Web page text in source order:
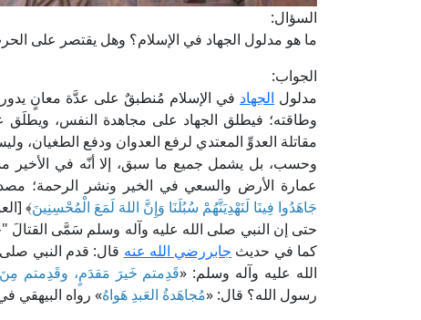
السؤال:
ما هو مدلول الجهاد في الإسلام؟ وهل يقتصر على
الجواب:
مدلول الجهاد في الإسلام مُنطبقٌ على عدَّة معانٍ يدور
وطاقته؛ فيطلق الجهاد على مجاهدة النفس،
مقاتلة العدوِّ المعتدي لرفع العدوان ودفع الطغيان،
وحسب، بل يشمل جميع ما سبق، إلا أنّه في الأخير
عمارة الأرض والسعي في الخير ونشر الرحمة؛
جَاهَدُوا فِينَا لَنَهْدِيَنَّهُمْ سُبُلَنَا وَإِنَّ اللهَ لَمَعَ الْمُحْسِنِينَ﴾
حتى إن النبي صلى الله عليه وآله وسلم سَمَّى القتالَ
كما في حديث جابررضي الله عنه قال: قدم النبي
الله عليه وآله وسلم: «قَدِمتم خَيرَ مَقدَمٍ، وقَدِمتم مِنَ
رسول الله؟ قال: «مُجاهَدةُ العَبدِ هَواهُ» رواه البيهقي